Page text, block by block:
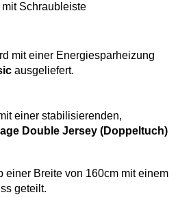
Schraubleiste
mit einer Energiesparheizung
ausgeliefert.
einer stabilisierenden,
Double Jersey (Doppeltuch)
einer Breite von 160cm mit einem
geteilt.